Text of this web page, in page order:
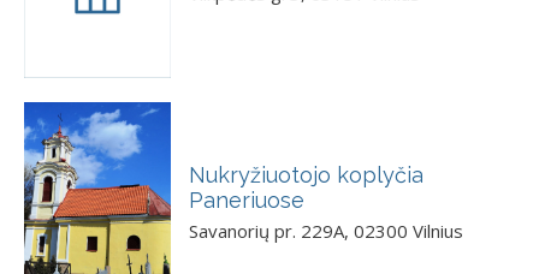
Nukryžiuotojo koplyčia
Paneriuose
Savanorių pr. 229A, 02300 Vilnius